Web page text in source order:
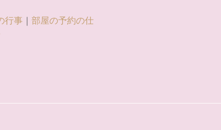
行事
部屋の予約の仕